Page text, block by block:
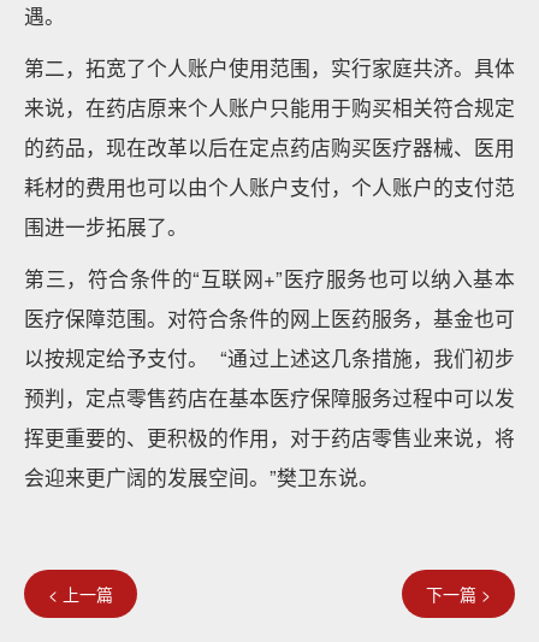
遇。
第二，拓宽了个人账户使用范围，实行家庭共济。具体
来说，在药店原来个人账户只能用于购买相关符合规定
的药品，现在改革以后在定点药店购买医疗器械、医用
耗材的费用也可以由个人账户支付，个人账户的支付范
围进一步拓展了。
第三，符合条件的“互联网+”医疗服务也可以纳入基本
医疗保障范围。对符合条件的网上医药服务，基金也可
以按规定给予支付。 “通过上述这几条措施，我们初步
预判，定点零售药店在基本医疗保障服务过程中可以发
挥更重要的、更积极的作用，对于药店零售业来说，将
会迎来更广阔的发展空间。”樊卫东说。
< 上一篇 下一篇 >